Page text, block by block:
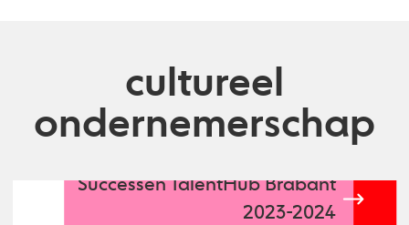
cultureel
ondernemerschap
Successen TalentHub Brabant
2023-2024